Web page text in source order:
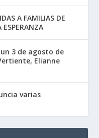
A FAMILIAS DE
ESPERANZA
3 de agosto de
Elianne
varias